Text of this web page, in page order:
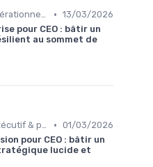
Excellence opérationnelle • 13/03/2026
pour CEO : bâtir un
au sommet de
Leadership exécutif & prise de décision • 01/03/2026
pour CEO : bâtir un
lucide et